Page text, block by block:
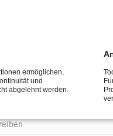
ermöglichen,
und
abgelehnt werden.